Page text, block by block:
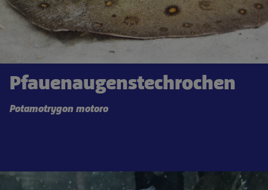
Pfauenaugenstechrochen
Potamotrygon motoro